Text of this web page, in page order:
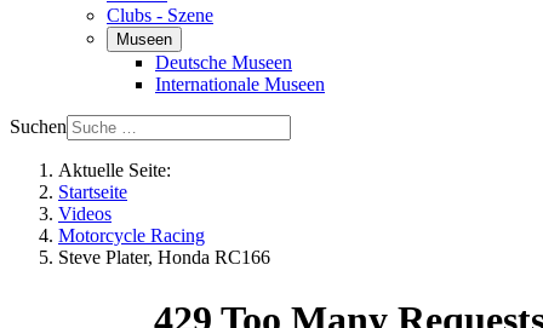
Clubs - Szene
Museen
Deutsche Museen
Internationale Museen
Suchen
Aktuelle Seite:
Startseite
Videos
Motorcycle Racing
Steve Plater, Honda RC166